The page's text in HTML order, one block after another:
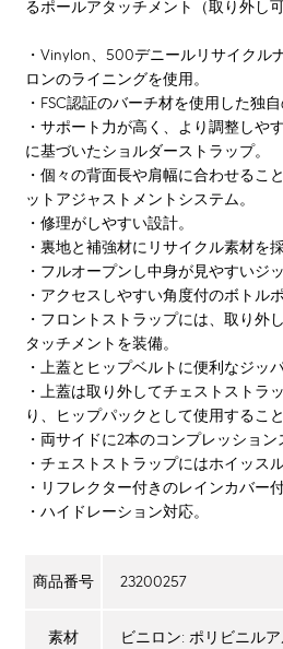
るポールアタッチメント（取り外し
・Vinylon、500デニールリサイクル
ロンのライニングを使用。
・FSC認証のバーチ材を使用した独
・サポート力が高く、より調整しや
に基づいたショルダーストラップ。
・個々の背面長や肩幅に合わせるこ
ットアジャストメントシステム。
・修理がしやすい設計。
・裏地と補強材にリサイクル素材を採
・フルオープンし中身が見やすいジ
・アクセスしやすい角度付のボトルポ
・フロントストラップには、取り外
タッチメントを装備。
・上蓋とヒップベルトに便利なジッ
・上蓋は取り外してチェストストラ
り、ヒップパックとして使用するこ
・両サイドに2本のコンプレッション
・チェストストラップにはホイッスル
・リフレクター付きのレインカバー付
・ハイドレーション対応。
商品番号 23200257
素材
ビニロン: ポリビニル